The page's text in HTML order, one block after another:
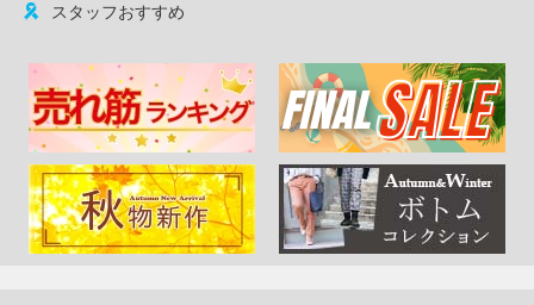
スタッフおすすめ